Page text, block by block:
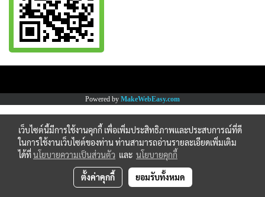
Powered by MakeWebEasy.com
เว็บไซต์นี้มีการใช้งานคุกกี้ เพื่อเพิ่มประสิทธิภาพและประสบการณ์ที่ดี
ในการใช้งานเว็บไซต์ของท่าน ท่านสามารถอ่านรายละเอียดเพิ่มเติม
ได้ที่นโยบายความเป็นส่วนตัว และ นโยบายคุกกี้
ตั้งค่าคุกกี้ ยอมรับทั้งหมด